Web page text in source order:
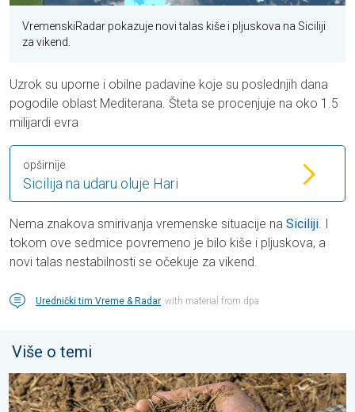
VremenskiRadar pokazuje novi talas kiše i pljuskova na Siciliji
za vikend.
Uzrok su uporne i obilne padavine koje su poslednjih dana
pogodile oblast Mediterana. Šteta se procenjuje na oko 1.5
milijardi evra
Sicilija na udaru oluje Hari
opširnije
Nema znakova smirivanja vremenske situacije na Siciliji. I
tokom ove sedmice povremeno je bilo kiše i pljuskova, a
novi talas nestabilnosti se očekuje za vikend.
Urednički tim Vreme & Radar with material from dpa
Više o temi
Toplota sve brže isušuje zemljište. Nova studija. . . petak, 24.